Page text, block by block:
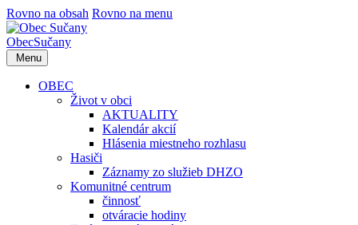
Rovno na obsah Rovno na menu
ObecSučany
Menu
OBEC
Život v obci
AKTUALITY
Kalendár akcií
Hlásenia miestneho rozhlasu
Hasiči
Záznamy zo služieb DHZO
Komunitné centrum
činnosť
otváracie hodiny